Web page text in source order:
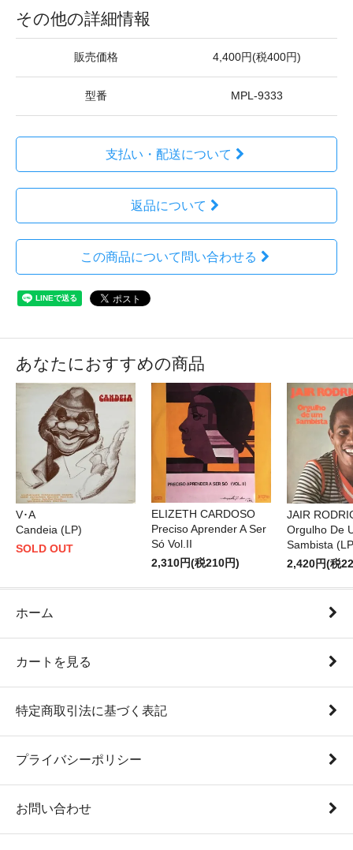
その他の詳細情報
販売価格 4,400円(税400円)
型番 MPL-9333
支払い・配送について
返品について
この商品について問い合わせる
あなたにおすすめの商品
V･A
Candeia (LP)
SOLD OUT
ELIZETH CARDOSO
Preciso Aprender A Ser
Só Vol.II
2,310円(税210円)
JAIR
Orgulho De
Sambista
2,420円(税
ホーム
カートを見る
特定商取引法に基づく表記
プライバシーポリシー
お問い合わせ